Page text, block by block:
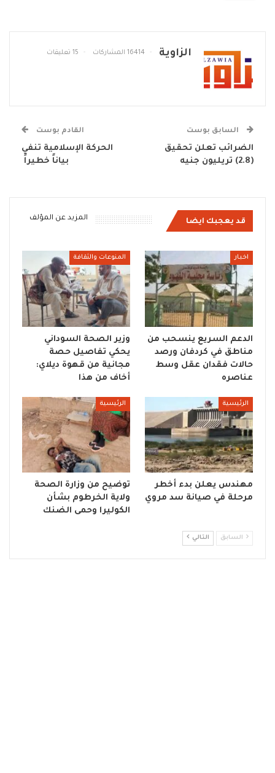
الزاوية 16414 المشاركات 15 تعليقات
السابق بوست
الضرائب تعلن تحقيق
(2.8) تريليون جنيه
القادم بوست
الحركة الإسلامية تنفي
بياناً خطيراً
قد يعجبك ايضا المزيد عن المؤلف
اخبار
الدعم السريع ينسحب من
مناطق في كردفان ورصد
حالات فقدان عقل وسط
عناصره
المنوعات والثقافة
وزير الصحة السوداني
يحكي تفاصيل حصة
مجانية من قهوة ديلاي:
أخاف من هذا
الرئيسية
مهندس يعلن بدء أخطر
مرحلة في صيانة سد مروي
الرئيسية
توضيح من وزارة الصحة
ولاية الخرطوم بشأن
الكوليرا وحمى الضنك
السابق التالي